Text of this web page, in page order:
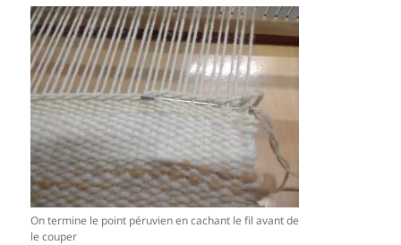
On termine le point péruvien en cachant le fil avant de
le couper